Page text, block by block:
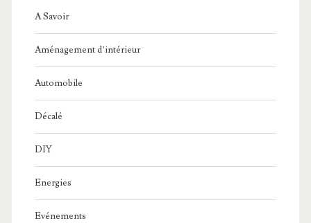
A Savoir
Aménagement d’intérieur
Automobile
Décalé
DIY
Energies
Evénements